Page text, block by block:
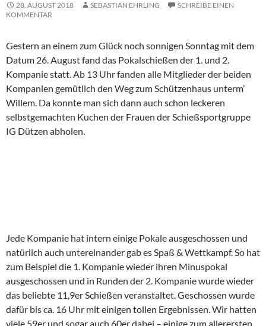
28. AUGUST 2018 SEBASTIAN EHRLING
SCHREIBE EINEN
KOMMENTAR
Gestern an einem zum Glück noch sonnigen Sonntag mit dem
Datum 26. August fand das Pokalschießen der 1. und 2.
Kompanie statt. Ab 13 Uhr fanden alle Mitglieder der beiden
Kompanien gemütlich den Weg zum Schützenhaus unterm’
Willem. Da konnte man sich dann auch schon leckeren
selbstgemachten Kuchen der Frauen der Schießsportgruppe
IG Dützen abholen.
Jede Kompanie hat intern einige Pokale ausgeschossen und
natürlich auch untereinander gab es Spaß & Wettkampf. So hat
zum Beispiel die 1. Kompanie wieder ihren Minuspokal
ausgeschossen und in Runden der 2. Kompanie wurde wieder
das beliebte 11,9er Schießen veranstaltet. Geschossen wurde
dafür bis ca. 16 Uhr mit einigen tollen Ergebnissen. Wir hatten
viele 59er und sogar auch 60er dabei – einige zum allerersten